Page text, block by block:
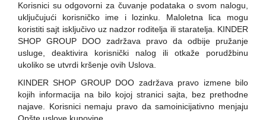
Korisnici su odgovorni za čuvanje podataka o svom nalogu,
uključujući korisničko ime i lozinku. Maloletna lica mogu
koristiti sajt isključivo uz nadzor roditelja ili staratelja. KINDER
SHOP GROUP DOO zadržava pravo da odbije pružanje
usluge, deaktivira korisnički nalog ili otkaže porudžbinu
ukoliko se utvrdi kršenje ovih Uslova.
KINDER SHOP GROUP DOO zadržava pravo izmene bilo
kojih informacija na bilo kojoj stranici sajta, bez prethodne
najave. Korisnici nemaju pravo da samoinicijativno menjaju